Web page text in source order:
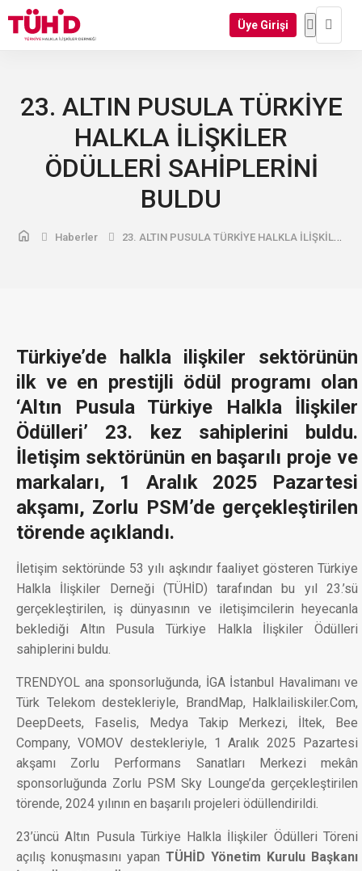
Üye Girişi
23. ALTIN PUSULA TÜRKİYE
HALKLA İLİŞKİLER
ÖDÜLLERİ SAHİPLERİNİ
BULDU
Haberler 23. ALTIN PUSULA TÜRKİYE HALKLA İLİŞKİLER ÖDÜLLERİ SAHİPLERİNİ BULDU
Türkiye’de halkla ilişkiler sektörünün
ilk ve en prestijli ödül programı olan
‘Altın Pusula Türkiye Halkla İlişkiler
Ödülleri’ 23. kez sahiplerini buldu.
İletişim sektörünün en başarılı proje ve
markaları, 1 Aralık 2025 Pazartesi
akşamı, Zorlu PSM’de gerçekleştirilen
törende açıklandı.
İletişim sektöründe 53 yılı aşkındır faaliyet gösteren Türkiye
Halkla İlişkiler Derneği (TÜHİD) tarafından bu yıl 23.’sü
gerçekleştirilen, iş dünyasının ve iletişimcilerin heyecanla
beklediği Altın Pusula Türkiye Halkla İlişkiler Ödülleri
sahiplerini buldu.
TRENDYOL ana sponsorluğunda, İGA İstanbul Havalimanı ve
Türk Telekom destekleriyle, BrandMap, Halklailiskiler.Com,
DeepDeets, Faselis, Medya Takip Merkezi, İltek, Bee
Company, VOMOV destekleriyle, 1 Aralık 2025 Pazartesi
akşamı Zorlu Performans Sanatları Merkezi mekân
sponsorluğunda Zorlu PSM Sky Lounge’da gerçekleştirilen
törende, 2024 yılının en başarılı projeleri ödüllendirildi.
23’üncü Altın Pusula Türkiye Halkla İlişkiler Ödülleri Töreni
açılış konuşmasını yapan TÜHİD Yönetim Kurulu Başkanı